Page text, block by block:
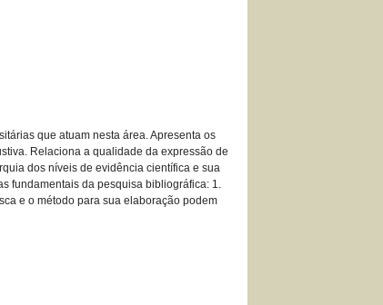
que atuam nesta área. Apresenta os
Relaciona a qualidade da expressão de
dos níveis de evidência científica e sua
fundamentais da pesquisa bibliográfica: 1.
e o método para sua elaboração podem